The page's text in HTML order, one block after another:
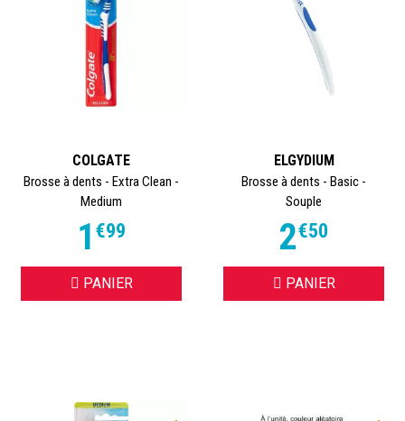
COLGATE
Brosse à dents - Extra Clean -
Medium
1 €99
PANIER
ELGYDIUM
Brosse à dents - Basic -
Souple
2€50
PANIER